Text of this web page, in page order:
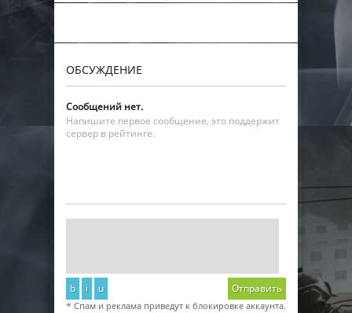
ОБСУЖДЕНИЕ
Сообщений нет.
Напишите первое сообщение, это поддержит
сервер в рейтинге.
b i u Отправить
* Спам и реклама приведут к блокировке аккаунта.